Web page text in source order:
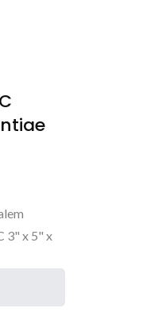
3" x 5" x